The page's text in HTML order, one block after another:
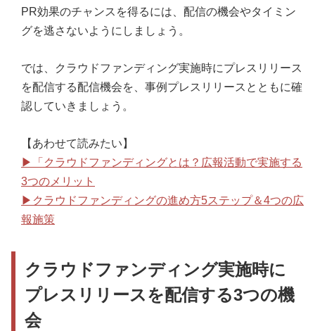
PR効果のチャンスを得るには、配信の機会やタイミン
グを逃さないようにしましょう。
では、クラウドファンディング実施時にプレスリリース
を配信する配信機会を、事例プレスリリースとともに確
認していきましょう。
【あわせて読みたい】
▶「クラウドファンディングとは？広報活動で実施する
3つのメリット
▶クラウドファンディングの進め方5ステップ＆4つの広
報施策
クラウドファンディング実施時に
プレスリリースを配信する3つの機
会